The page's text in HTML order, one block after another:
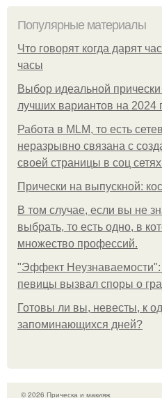
Популярные материалы
Что говорят когда дарят
часы
Выбор идеальной прически
лучших вариантов на 2024
Работа в MLM, то есть
неразрывно связана с
своей страницы в соц
Прически на выпускной:
В том случае, если вы не
выбрать, то есть одно, в
множество профессий.
"Эффект
певицы вызвал споры о
Готовы ли вы, невесты, к
запоминающихся дней?
© 2026 Прическа и макияж